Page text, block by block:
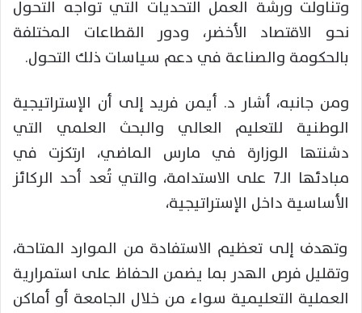
وتناولت ورشة العمل التحديات التي تواجه التحول
نحو الاقتصاد الأخضر، ودور القطاعات المختلفة
بالحكومة والصناعة في دعم سياسات ذلك التحول.
ومن جانبه، أشار د. أيمن فريد إلى أن الإستراتيجية
الوطنية للتعليم العالي والبحث العلمي التي
دشنتها الوزارة في مارس الماضي، ارتكزت في
مبادئها الـ7 على الاستدامة، والتي تُعد أحد الركائز
الأساسية داخل الإستراتيجية،
وتهدف إلى تعظيم الاستفادة من الموارد المتاحة،
وتقليل فرص الهدر بما يضمن الحفاظ على استمرارية
العملية التعليمية سواء من خلال الجامعة أو أماكن